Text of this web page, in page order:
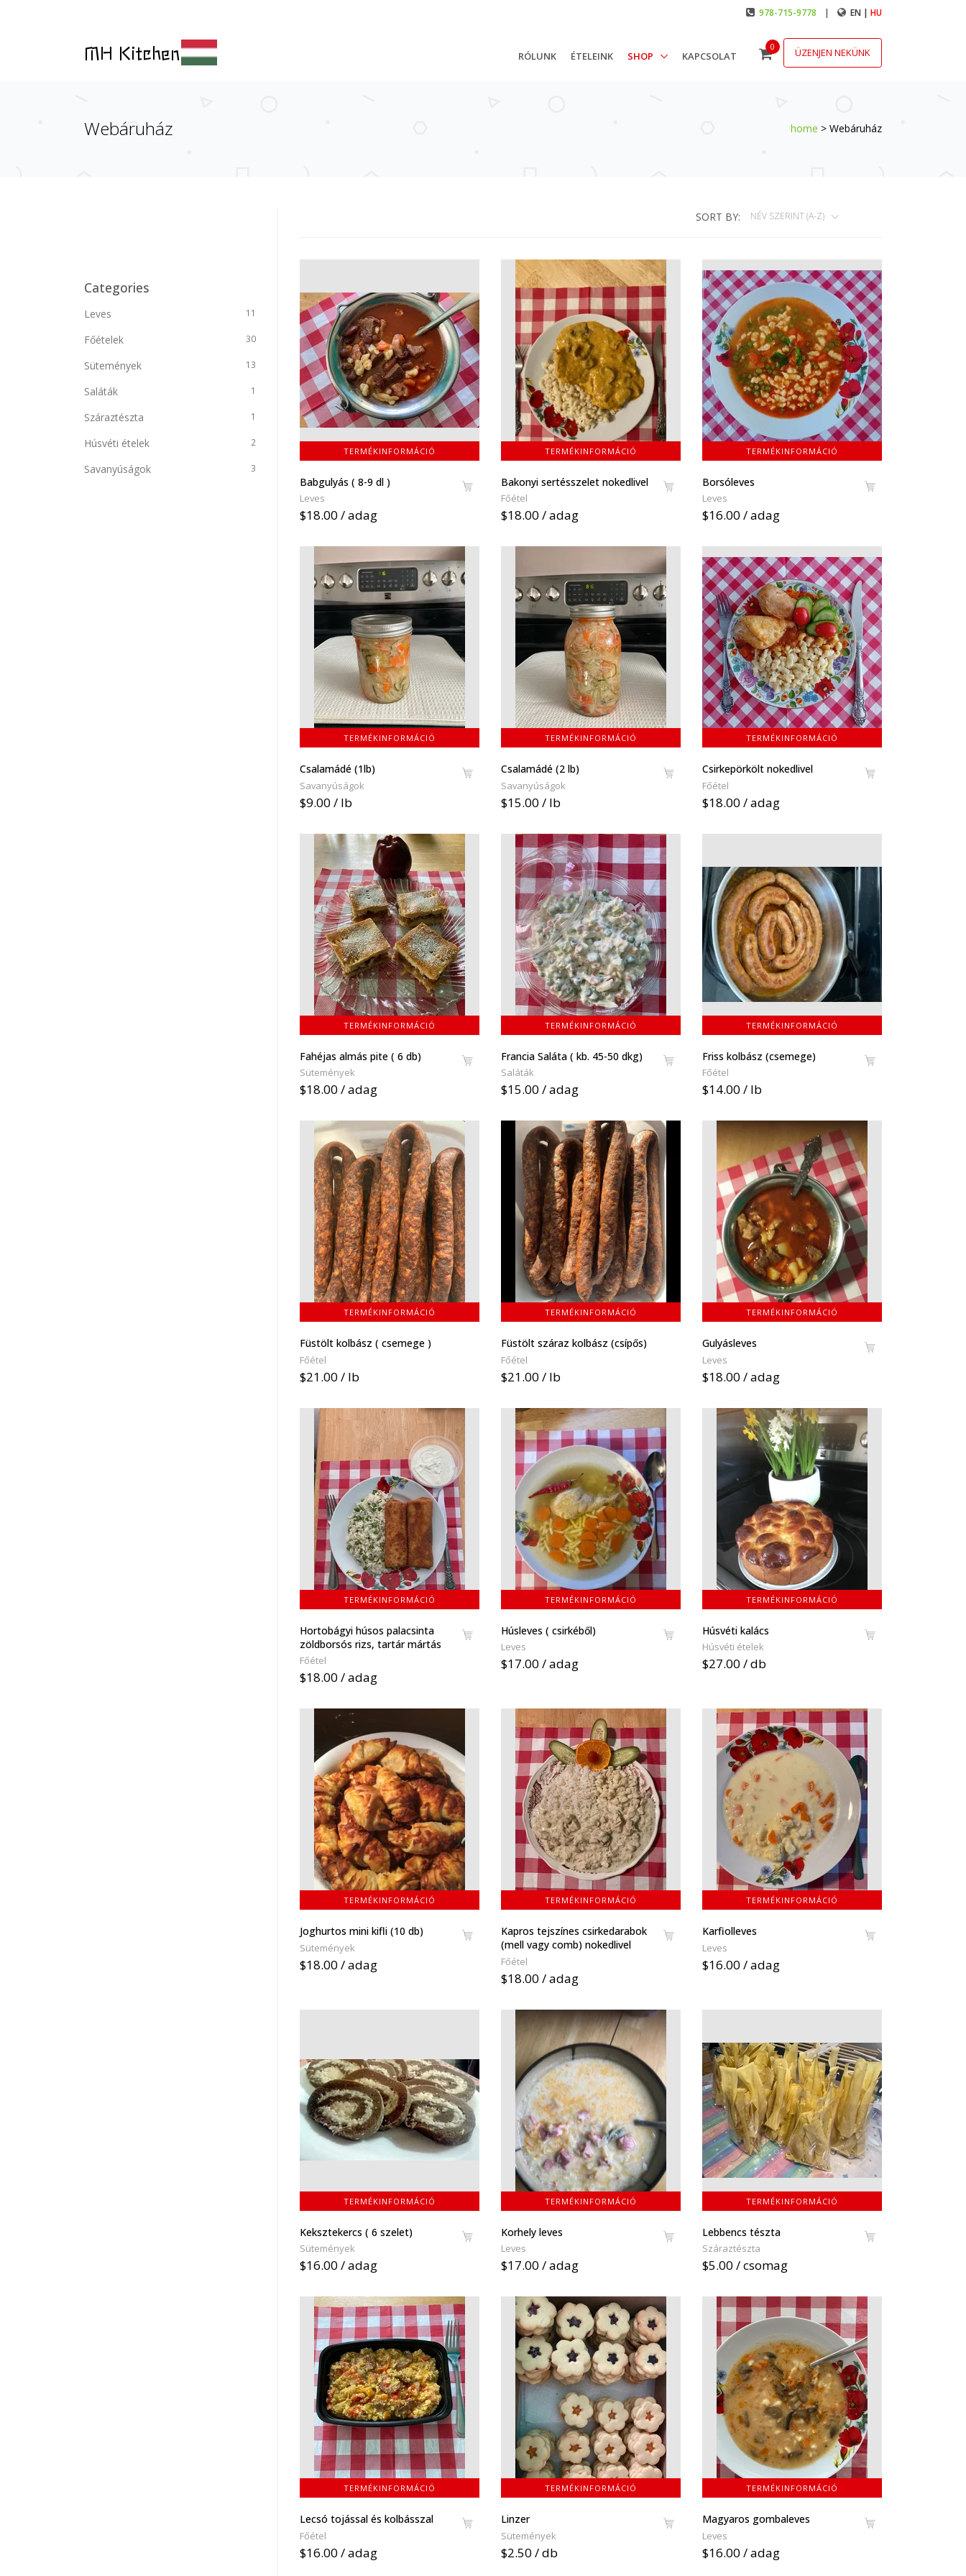
978-715-9778 | EN | HU
MH Kitchen RÓLUNK ÉTELEINK SHOP KAPCSOLAT
0 ÜZENJEN NEKÜNK
Webáruház home > Webáruház
SORT BY: NÉV SZERINT (A-Z)
TERMÉKINFORMÁCIÓ
Babgulyás ( 8-9 dl )
Leves
$18.00 / adag
TERMÉKINFORMÁCIÓ
Bakonyi sertésszelet nokedlivel
Főétel
$18.00 / adag
TERMÉKINFORMÁCIÓ
Borsóleves
Leves
$16.00 / adag
TERMÉKINFORMÁCIÓ
Csalamádé (1lb)
Savanyúságok
$9.00 / lb
TERMÉKINFORMÁCIÓ
Csalamádé (2 lb)
Savanyúságok
$15.00 / lb
TERMÉKINFORMÁCIÓ
Csirkepörkölt nokedlivel
Főétel
$18.00 / adag
TERMÉKINFORMÁCIÓ
Fahéjas almás pite ( 6 db)
Sütemények
$18.00 / adag
TERMÉKINFORMÁCIÓ
Francia Saláta ( kb. 45-50 dkg)
Saláták
$15.00 / adag
TERMÉKINFORMÁCIÓ
Friss kolbász (csemege)
Főétel
$14.00 / lb
TERMÉKINFORMÁCIÓ
Füstölt kolbász ( csemege )
Főétel
$21.00 / lb
TERMÉKINFORMÁCIÓ
Füstölt száraz kolbász (csípős)
Főétel
$21.00 / lb
TERMÉKINFORMÁCIÓ
Gulyásleves
Leves
$18.00 / adag
TERMÉKINFORMÁCIÓ
Hortobágyi húsos palacsinta
zöldborsós rizs, tartár mártás
Főétel
$18.00 / adag
TERMÉKINFORMÁCIÓ
Húsleves ( csirkéből)
Leves
$17.00 / adag
TERMÉKINFORMÁCIÓ
Húsvéti kalács
Húsvéti ételek
$27.00 / db
TERMÉKINFORMÁCIÓ
Joghurtos mini kifli (10 db)
Sütemények
$18.00 / adag
TERMÉKINFORMÁCIÓ
Kapros tejszínes csirkedarabok
(mell vagy comb) nokedlivel
Főétel
$18.00 / adag
TERMÉKINFORMÁCIÓ
Karfiolleves
Leves
$16.00 / adag
TERMÉKINFORMÁCIÓ
Keksztekercs ( 6 szelet)
Sütemények
$16.00 / adag
TERMÉKINFORMÁCIÓ
Korhely leves
Leves
$17.00 / adag
TERMÉKINFORMÁCIÓ
Lebbencs tészta
Száraztészta
$5.00 / csomag
TERMÉKINFORMÁCIÓ
Lecsó tojással és kolbásszal
Főétel
$16.00 / adag
TERMÉKINFORMÁCIÓ
Linzer
Sütemények
$2.50 / db
TERMÉKINFORMÁCIÓ
Magyaros gombaleves
Leves
$16.00 / adag
Categories
Leves 11
Főételek 30
Sütemények 13
Saláták 1
Száraztészta 1
Húsvéti ételek 2
Savanyúságok 3